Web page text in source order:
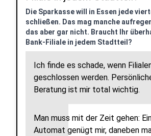
Die Sparkasse will in Essen jede
schließen. Das mag manche
das aber gar nicht. Braucht Ihr
Bank-Filiale in jedem Stadtteil?
Ich finde es schade, wenn
geschlossen werden.
Beratung ist mir total wichtig.
Man muss mit der Zeit gehen:
Automat genügt mir, daneben